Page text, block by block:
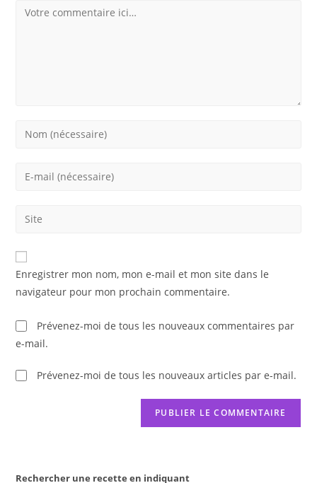
Comment
Enter
Enter
address
comment
Saisir
de
votre
(facultatif)
Enregistrer mon nom, mon e-mail et mon site dans le
navigateur pour mon prochain commentaire.
Prévenez-moi de tous les nouveaux commentaires par
e-mail.
Prévenez-moi de tous les nouveaux articles par e-mail.
Rechercher une recette en indiquant